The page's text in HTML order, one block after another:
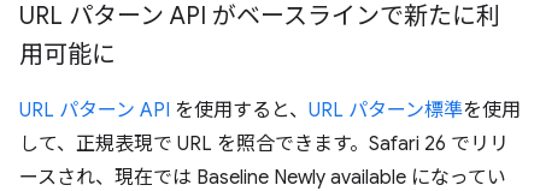
URL パターン API がベースラインで新たに利
用可能に
URL パターン API を使用すると、 URL パターン標準を使用
して、正規表現で URL を照合できます。Safari 26 でリリ
ースされ、現在では Baseline Newly available になってい